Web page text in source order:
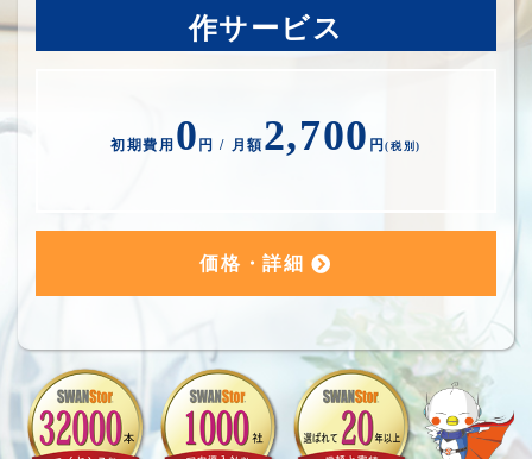
作サービス
初期費用 0 円 / 月額2,700 円(税別)
価格・詳細